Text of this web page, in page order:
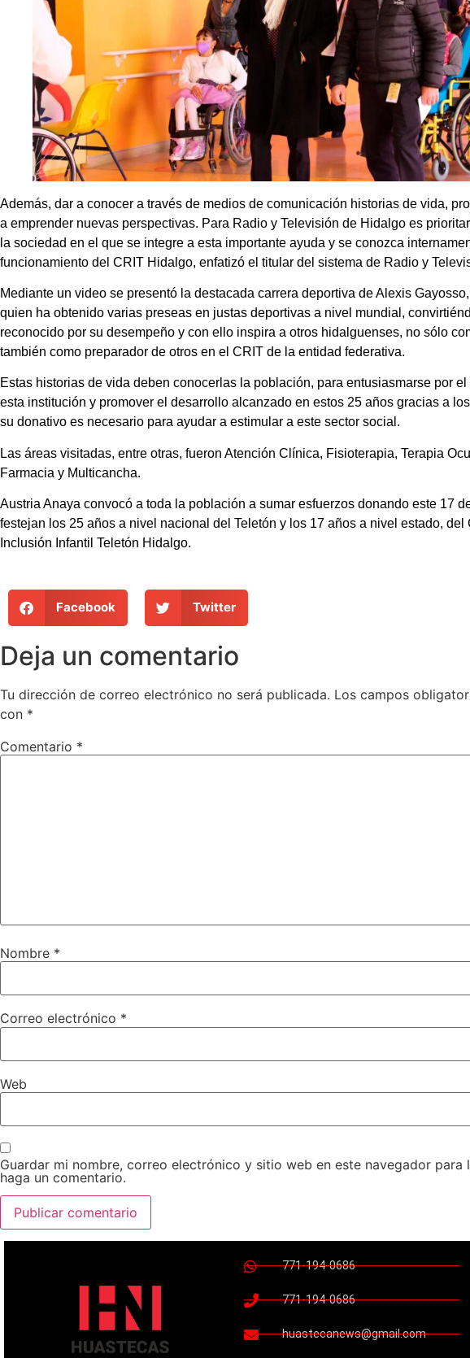
Además, dar a conocer a través de medios de comunicación historias de vida,
a emprender nuevas perspectivas. Para Radio y Televisión de Hidalgo es
la sociedad en el que se integre a esta importante ayuda y se conozca
funcionamiento del CRIT Hidalgo, enfatizó el titular del sistema de Radio y
Mediante un video se presentó la destacada carrera deportiva de Alexis
quien ha obtenido varias preseas en justas deportivas a nivel mundial,
reconocido por su desempeño y con ello inspira a otros hidalguenses, no sólo
también como preparador de otros en el CRIT de la entidad federativa.
Estas historias de vida deben conocerlas la población, para entusiasmarse por
esta institución y promover el desarrollo alcanzado en estos 25 años gracias a
su donativo es necesario para ayudar a estimular a este sector social.
Las áreas visitadas, entre otras, fueron Atención Clínica, Fisioterapia, Terapia
Farmacia y Multicancha.
Austria Anaya convocó a toda la población a sumar esfuerzos donando este 17
festejan los 25 años a nivel nacional del Teletón y los 17 años a nivel estado, del
Inclusión Infantil Teletón Hidalgo.
Facebook Twitter
Deja un comentario
Tu dirección de correo electrónico no será publicada. Los campos
con *
Comentario *
Nombre *
Correo electrónico *
Web
Guardar mi nombre, correo electrónico y sitio web en este navegador para
haga un comentario.
771-194-0686
771-194-0686
huastecanews@gmail.com